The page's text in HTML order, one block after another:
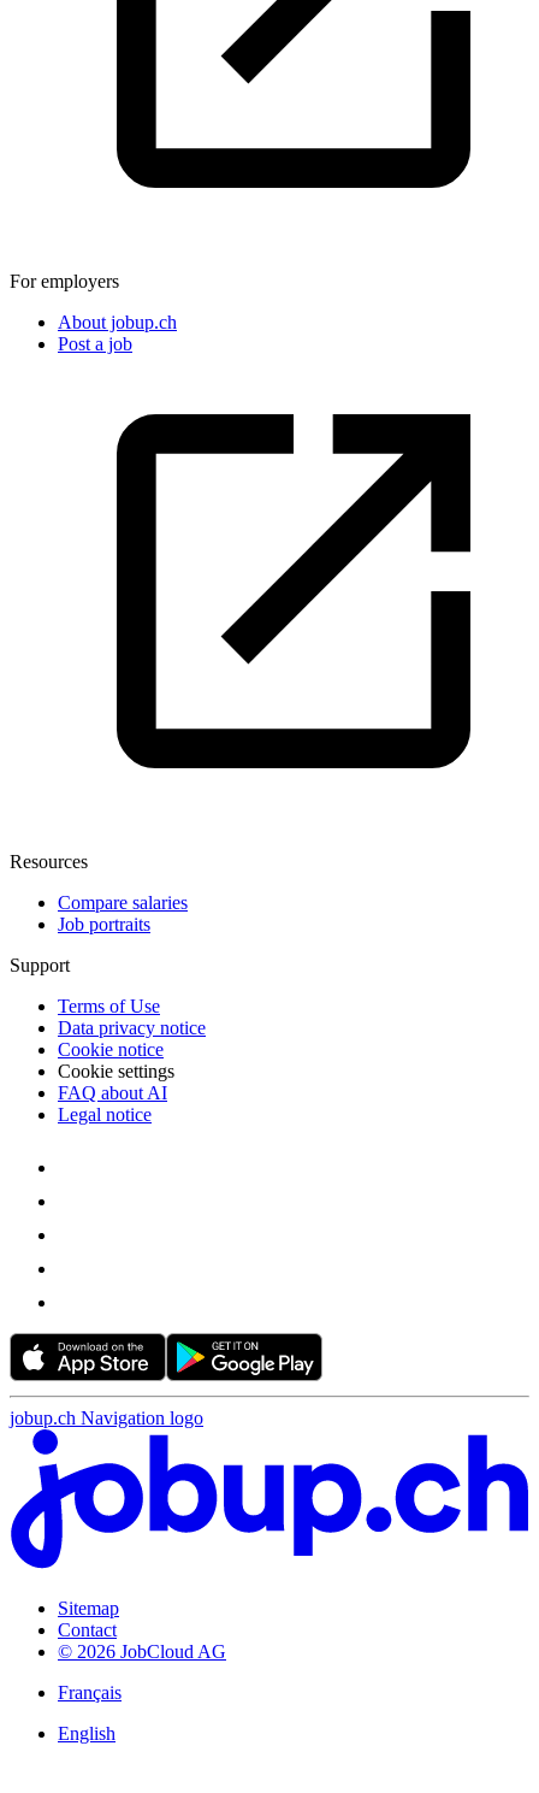
For employers
About jobup.ch
Post a job
Resources
Compare salaries
Job portraits
Support
Terms of Use
Data privacy notice
Cookie notice
Cookie settings
FAQ about AI
Legal notice
jobup.ch Navigation logo
Sitemap
Contact
© 2026 JobCloud AG
Français
English